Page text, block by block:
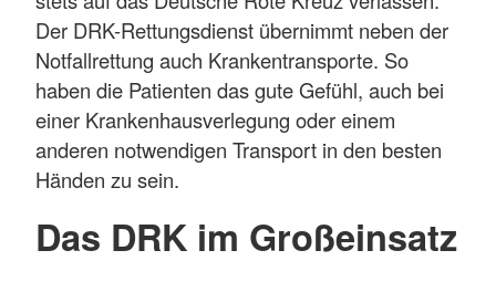
Der DRK-Rettungsdienst übernimmt neben der
Notfallrettung auch Krankentransporte. So
haben die Patienten das gute Gefühl, auch bei
einer Krankenhausverlegung oder einem
anderen notwendigen Transport in den besten
Händen zu sein.
Das DRK im Großeinsatz